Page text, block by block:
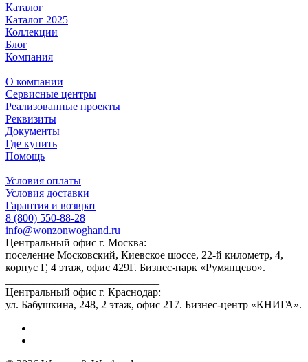
Каталог
Каталог 2025
Коллекции
Блог
Компания
О компании
Сервисные центры
Реализованные проекты
Реквизиты
Документы
Где купить
Помощь
Условия оплаты
Условия доставки
Гарантия и возврат
8 (800) 550-88-28
info@wonzonwoghand.ru
Центральный офис г. Москва:
поселение Московский, Киевское шоссе, 22-й километр, 4,
корпус Г, 4 этаж, офис 429Г. Бизнес-парк «Румянцево».
Центральный офис г. Краснодар:
ул. Бабушкина, 248, 2 этаж, офис 217. Бизнес-центр «КНИГА».